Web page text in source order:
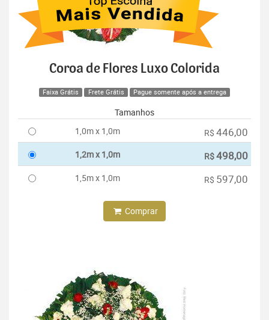
Coroa de Flores Luxo Colorida
Faixa Grátis Frete Grátis Pague somente após a entrega
Tamanhos
1,0m x 1,0m
R$ 446,00
1,2m x 1,0m R$498,00
1,5m x 1,0m R$ 597,00
Comprar